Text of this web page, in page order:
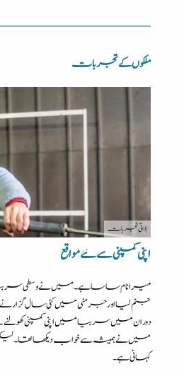
ملکوں کے تجربات
| ذاتی تجربات
اپنی کمپنی سے نئے مواقع
میرا نام ساسا ہے۔میں نے وسطی
جنم لیا اور جرمنی میں کئی سال
دوران میں سربیا میں اپنی کمپنی
میں نے ہمیشہ سے خواب دیکھا تھا۔
کہانی ہے۔